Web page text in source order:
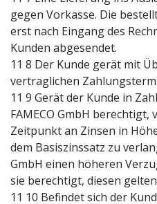
gegen Vorkasse. Die
erst nach Eingang des
Kunden abgesendet.
11 8 Der Kunde gerät mit
vertraglichen
11 9 Gerät der Kunde in
FAMECO GmbH
Zeitpunkt an Zinsen in
dem Basiszinssatz zu
GmbH einen höheren
sie berechtigt, diesen
11 10 Befindet sich der